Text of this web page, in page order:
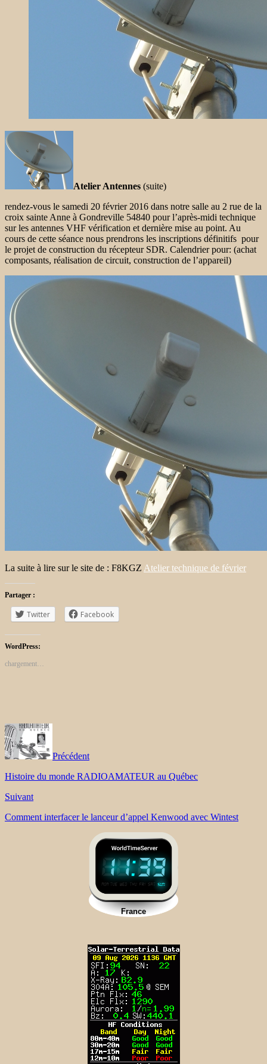
Atelier Antennes (suite)
rendez-vous le samedi 20 février 2016 dans notre salle au 2 rue de la
croix sainte Anne à Gondreville 54840 pour l’après-midi technique
sur les antennes VHF vérification et dernière mise au point. Au
cours de cette séance nous prendrons les inscriptions définitifs pour
le projet de construction du récepteur SDR. Calendrier pour: (achat
composants, réalisation de circuit, construction de l’appareil)
La suite à lire sur le site de : F8KGZ Atelier technique de février
Partager :
Twitter Facebook
WordPress:
chargement…
Précédent
Histoire du monde RADIOAMATEUR au Québec
Suivant
Comment interfacer le lanceur d’appel Kenwood avec Wintest